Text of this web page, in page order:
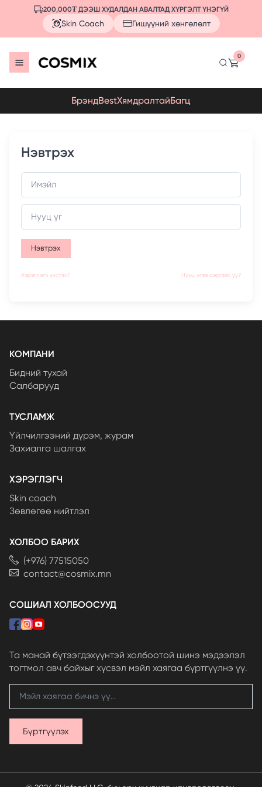
200,000₮ ДЭЭШ ХУДАЛДАН АВАЛТАД ХҮРГЭЛТ ҮНЭГҮЙ
Skin Coach Гишүүний хөнгөлөлт
0
БрэндBestХямдралтайБагц
Нэвтрэх
Нэвтрэх
Хэрэглэгч үүсгэх? Нууц үгээ сэргээх үү?
КОМПАНИ
Бидний тухай
Салбарууд
ТУСЛАМЖ
Үйлчилгээний дүрэм, журам
Захиалга шалгах
ХЭРЭГЛЭГЧ
Skin coach
Зөвлөгөө нийтлэл
ХОЛБОО БАРИХ
(+976) 77515050
contact@cosmix.mn
СОШИАЛ ХОЛБООСУУД
Та манай бүтээгдэхүүнтэй холбоотой шинэ мэдээлэл
тогтмол авч байхыг хүсвэл мэйл хаягаа бүртгүүлнэ үү.
Бүртгүүлэх